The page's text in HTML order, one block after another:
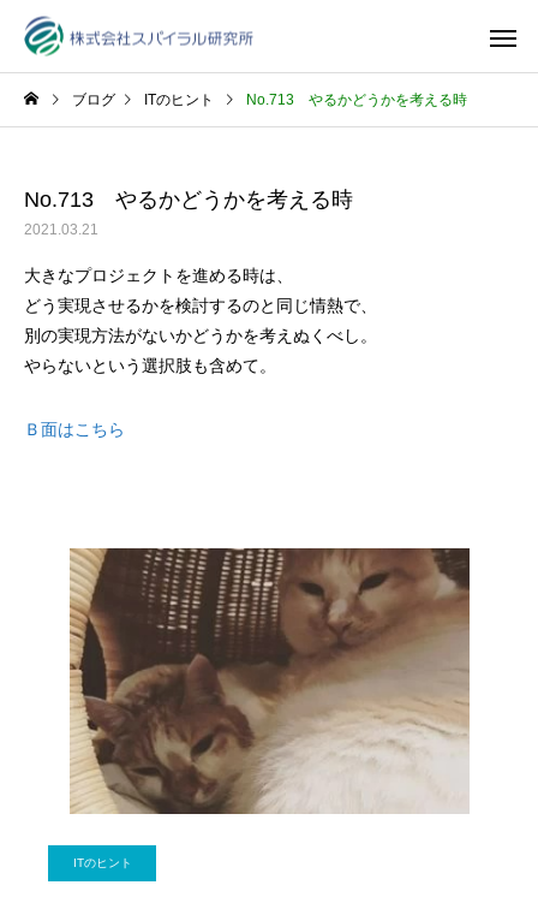
ブログ ITのヒント No.713 やるかどうかを考える時
No.713 やるかどうかを考える時
2021.03.21
大きなプロジェクトを進める時は、
どう実現させるかを検討するのと同じ情熱で、
別の実現方法がないかどうかを考えぬくべし。
やらないという選択肢も含めて。
Ｂ面はこちら
ITのヒント